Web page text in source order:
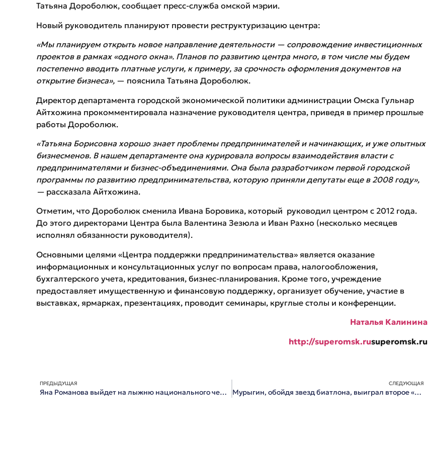
Татьяна Дороболюк, сообщает пресс-служба омской мэрии.
Новый руководитель планируют провести реструктуризацию центра:
«Мы планируем открыть новое направление деятельности — сопровождение инвестиционных
проектов в рамках «одного окна». Планов по развитию центра много, в том числе мы будем
постепенно вводить платные услуги, к примеру, за срочность оформления документов на
открытие бизнеса», — пояснила Татьяна Дороболюк.
Директор департамента городской экономической политики администрации Омска Гульнар
Айтхожина прокомментировала назначение руководителя центра, приведя в пример прошлые
работы Дороболюк.
«Татьяна Борисовна хорошо знает проблемы предпринимателей и начинающих, и уже опытных
бизнесменов. В нашем департаменте она курировала вопросы взаимодействия власти с
предпринимателями и бизнес-объединениями. Она была разработчиком первой городской
программы по развитию предпринимательства, которую приняли депутаты еще в 2008 году»,
— рассказала Айтхожина.
Отметим, что Дороболюк сменила Ивана Боровика, который руководил центром с 2012 года.
До этого директорами Центра была Валентина Зезюла и Иван Рахно (несколько месяцев
исполнял обязанности руководителя).
Основными целями «Центра поддержки предпринимательства» является оказание
информационных и консультационных услуг по вопросам права, налогообложения,
бухгалтерского учета, кредитования, бизнес-планирования. Кроме того, учреждение
предоставляет имущественную и финансовую поддержку, организует обучение, участие в
выставках, ярмарках, презентациях, проводит семинары, круглые столы и конференции.
Наталья Калинина
http://​superomsk.rusuperomsk.ru
ПРЕДЫДУЩАЯ
Яна Романова выйдет на лыжню национального чемпионата
СЛЕДУЮЩАЯ
Мурыгин, обойдя звезд биатлона, выиграл второе «золото» на ЧР